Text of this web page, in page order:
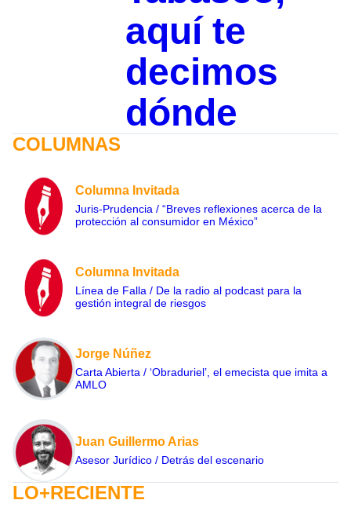
aquí te
decimos
dónde
COLUMNAS
Columna Invitada
Juris-Prudencia / “Breves reflexiones acerca de la
protección al consumidor en México”
Columna Invitada
Línea de Falla / De la radio al podcast para la
gestión integral de riesgos
Jorge Núñez
Carta Abierta / ‘Obraduriel’, el emecista que imita a
AMLO
Juan Guillermo Arias
Asesor Jurídico / Detrás del escenario
LO+RECIENTE